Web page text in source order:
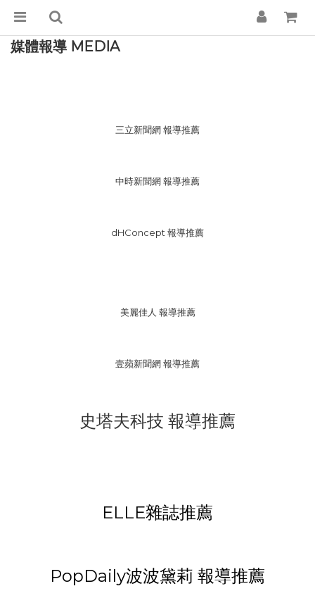
媒體報導 MEDIA
三立新聞網 報導推薦
中時新聞網 報導推薦
dHConcept 報導推薦
美麗佳人 報導推薦
壹蘋新聞網 報導推薦
史塔夫科技 報導推薦
ELLE雜誌推薦
PopDaily波波黛莉 報導推薦